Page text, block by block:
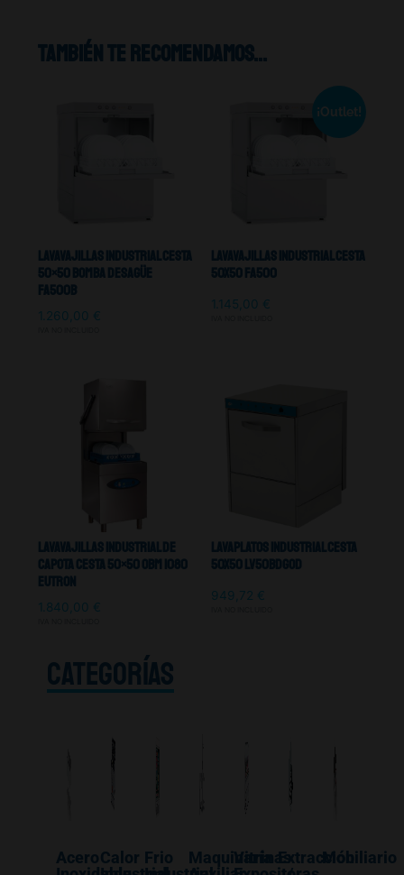
También te recomendamos…
Lavavajillas Industrial Cesta
50×50 Bomba Desagüe
Fa500b
1.260,00 €
¡Outlet!
lavavajillas Industrial Cesta
50X50 Fa500
1.145,00 €
Lavavajillas Industrial De
Capota Cesta 50×50 OBM 1080
Eutron
1.840,00 €
Lavaplatos Industrial Cesta
50X50 Lv50bdgod
949,72 €
CATEGORÍAS
AceroCalor Frio
Maquinaría
VitrinasExtracciónMobiliario